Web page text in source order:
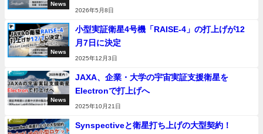
News
2026年5月8日
News
小型実証衛星4号機「RAISE-4」の打上げが12
月7日に決定
2025年12月3日
News
JAXA、企業・大学の宇宙実証支援衛星を
Electronで打上げへ
2025年10月21日
Synspectiveと衛星打ち上げの大型契約！